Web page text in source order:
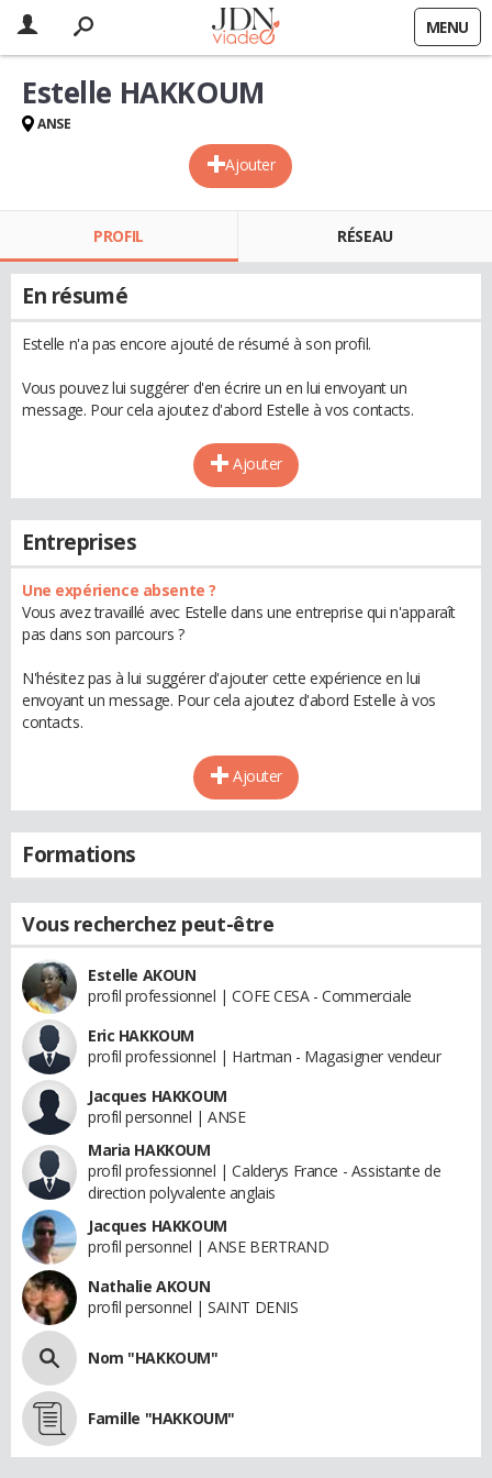
MENU
Ajouter
Estelle HAKKOUM
ANSE
PROFIL RÉSEAU
En résumé
Estelle n'a pas encore ajouté de résumé à son profil.
Vous pouvez lui suggérer d'en écrire un en lui envoyant un
message. Pour cela ajoutez d'abord Estelle à vos contacts.
Ajouter
Entreprises
Une expérience absente ?
Vous avez travaillé avec Estelle dans une entreprise qui n'apparaît
pas dans son parcours ?
N'hésitez pas à lui suggérer d'ajouter cette expérience en lui
envoyant un message. Pour cela ajoutez d'abord Estelle à vos
contacts.
Ajouter
Formations
Vous recherchez peut-être
Estelle AKOUN
profil professionnel | COFE CESA - Commerciale
Eric HAKKOUM
profil professionnel | Hartman - Magasigner vendeur
Jacques HAKKOUM
profil personnel | ANSE
Maria HAKKOUM
profil professionnel | Calderys France - Assistante de
direction polyvalente anglais
Jacques HAKKOUM
profil personnel | ANSE BERTRAND
Nathalie AKOUN
profil personnel | SAINT DENIS
Nom "HAKKOUM"
Famille "HAKKOUM"